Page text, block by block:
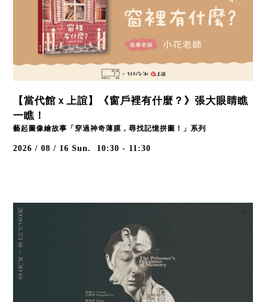
【當代館ｘ上誼】《窗戶裡有什麼？》張大眼睛瞧
一瞧！
藝起圖像繪故事「穿過神奇薄膜，尋找記憶拼圖！」系列
2026 / 08 / 16 Sun. 10:30 - 11:30